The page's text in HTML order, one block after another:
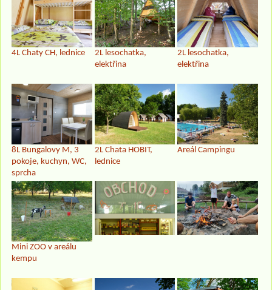
4L Chaty CH, lednice
2L lesochatka,
elektřina
2L lesochatka,
elektřina
8L Bungalovy M, 3
pokoje, kuchyn, WC,
sprcha
2L Chata HOBIT,
lednice
Areál Campingu
Mini ZOO v areálu
kempu